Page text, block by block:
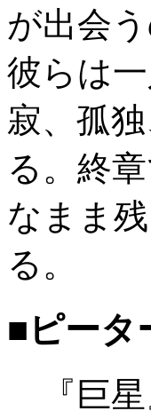
が出会
彼らは
寂、孤
る。終
なまま
る。
■ピータ
『巨星